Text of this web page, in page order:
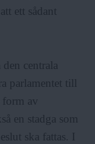
ett sådant
centrala
parlamentet till
av
en stadga som
ska fattas. I